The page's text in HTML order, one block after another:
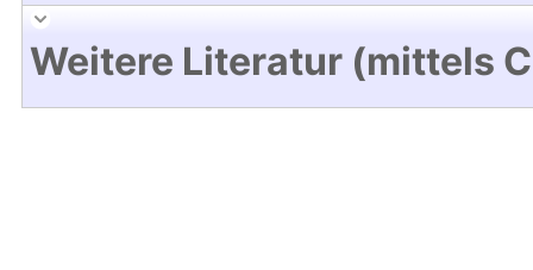
Weitere Literatur (mittels